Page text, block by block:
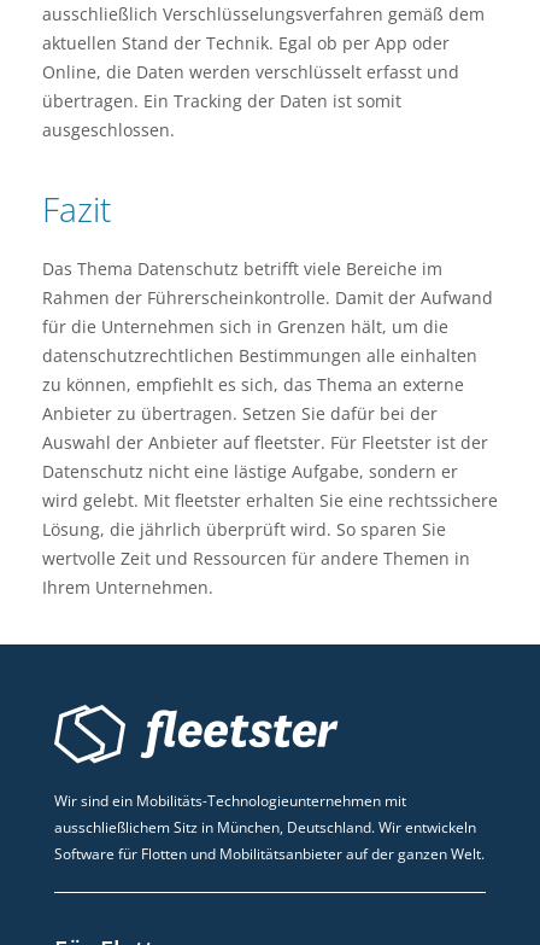
ausschließlich Verschlüsselungsverfahren gemäß dem
aktuellen Stand der Technik. Egal ob per App oder
Online, die Daten werden verschlüsselt erfasst und
übertragen. Ein Tracking der Daten ist somit
ausgeschlossen.
Fazit
Das Thema Datenschutz betrifft viele Bereiche im
Rahmen der Führerscheinkontrolle. Damit der Aufwand
für die Unternehmen sich in Grenzen hält, um die
datenschutzrechtlichen Bestimmungen alle einhalten
zu können, empfiehlt es sich, das Thema an externe
Anbieter zu übertragen. Setzen Sie dafür bei der
Auswahl der Anbieter auf fleetster. Für Fleetster ist der
Datenschutz nicht eine lästige Aufgabe, sondern er
wird gelebt. Mit fleetster erhalten Sie eine rechtssichere
Lösung, die jährlich überprüft wird. So sparen Sie
wertvolle Zeit und Ressourcen für andere Themen in
Ihrem Unternehmen.
Wir sind ein Mobilitäts-Technologieunternehmen mit
ausschließlichem Sitz in München, Deutschland. Wir entwickeln
Software für Flotten und Mobilitätsanbieter auf der ganzen Welt.